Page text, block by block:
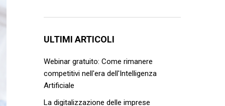
ULTIMI ARTICOLI
Webinar gratuito: Come rimanere
competitivi nell'era dell'Intelligenza
Artificiale
La digitalizzazione delle imprese